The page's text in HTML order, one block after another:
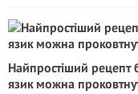
Найпростіший рецепт
язик можна